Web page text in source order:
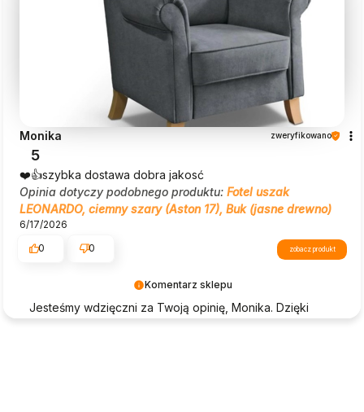
Komentarz sklepu
Jesteśmy wdzięczni za Twoją opinię, Monika. Dzięki
Monika zweryfikowano
5
❤️👍️szybka dostawa dobra jakosć
Opinia dotyczy podobnego produktu: Fotel uszak
LEONARDO, ciemny szary (Aston 17), Buk (jasne drewno)
6/17/2026
0
0 zobacz produkt